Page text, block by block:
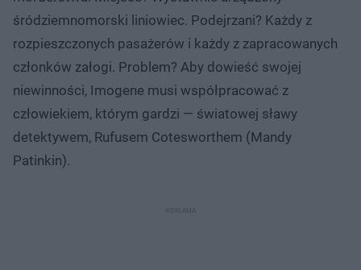
śródziemnomorski liniowiec. Podejrzani? Każdy z
rozpieszczonych pasażerów i każdy z zapracowanych
członków załogi. Problem? Aby dowieść swojej
niewinności, Imogene musi współpracować z
człowiekiem, którym gardzi — światowej sławy
detektywem, Rufusem Cotesworthem (Mandy
Patinkin).